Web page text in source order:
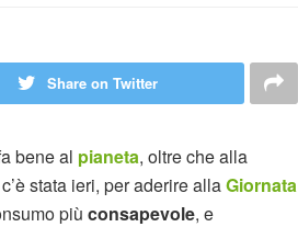
Share on Twitter
bene al pianeta, oltre che alla
stata ieri, per aderire allaGiornata
più consapevole, e